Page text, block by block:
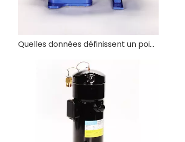
Quelles données définissent un point de service pour un compresseur de réfrigération ?